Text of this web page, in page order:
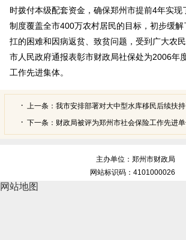
时拨付本级配套资金，确保郑州市提前4年实现
制度覆盖全市400万农村居民的目标，初步缓
扛的困难和因病返贫、致贫问题，受到广大农
市人民政府通报表彰市财政局社保处为2006年
工作先进集体。
上一条： 我市安排部署对大中型水库移民后续扶
下一条： 财政局被评为郑州市社会保险工作先进
主办单位：郑州市财政局
网站标识码：4101000026
网站地图